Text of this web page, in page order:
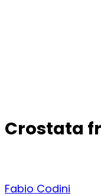
Crostata
Fabio Codini